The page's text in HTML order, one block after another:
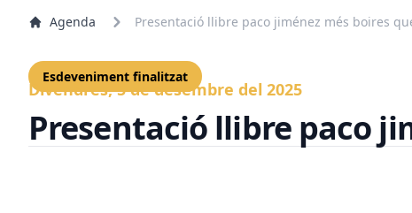
Agenda Presentació llibre paco jiménez més boires
Esdeveniment finalitzat
Divendres, 5 de desembre del 2025
Presentació llibre paco